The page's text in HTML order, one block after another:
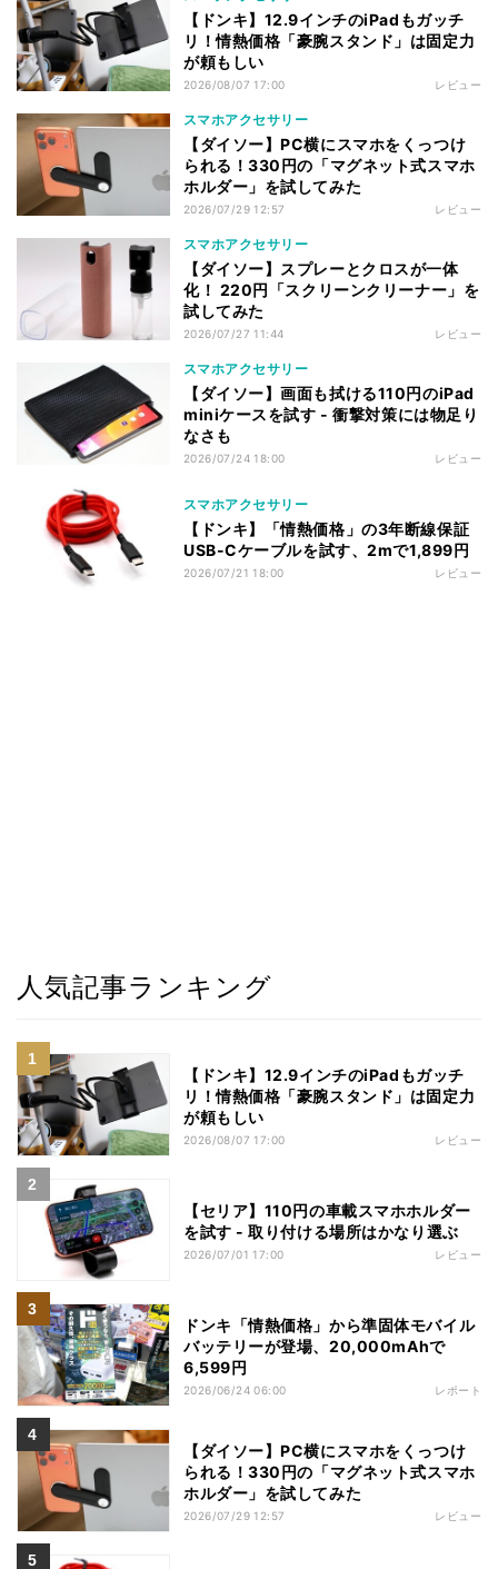
【ドンキ】12.9インチのiPadもガッチ
リ！情熱価格「豪腕スタンド」は固定力
が頼もしい
2026/08/07 17:00 レビュー
スマホアクセサリー
【ダイソー】PC横にスマホをくっつけ
られる！330円の「マグネット式スマホ
ホルダー」を試してみた
2026/07/29 12:57 レビュー
スマホアクセサリー
【ダイソー】スプレーとクロスが一体
化！ 220円「スクリーンクリーナー」を
試してみた
2026/07/27 11:44 レビュー
スマホアクセサリー
【ダイソー】画面も拭ける110円のiPad
miniケースを試す - 衝撃対策には物足り
なさも
2026/07/24 18:00 レビュー
スマホアクセサリー
【ドンキ】「情熱価格」の3年断線保証
USB-Cケーブルを試す、2mで1,899円
2026/07/21 18:00 レビュー
人気記事ランキング
【ドンキ】12.9インチのiPadもガッチ
リ！情熱価格「豪腕スタンド」は固定力
が頼もしい
2026/08/07 17:00 レビュー
【セリア】110円の車載スマホホルダー
を試す - 取り付ける場所はかなり選ぶ
2026/07/01 17:00 レビュー
ドンキ「情熱価格」から準固体モバイル
バッテリーが登場、20,000mAhで
6,599円
2026/06/24 06:00 レポート
【ダイソー】PC横にスマホをくっつけ
られる！330円の「マグネット式スマホ
ホルダー」を試してみた
2026/07/29 12:57 レビュー